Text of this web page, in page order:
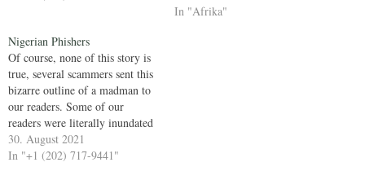
In "Afrika"
Nigerian Phishers
Of course, none of this story is
true, several scammers sent this
bizarre outline of a madman to
our readers. Some of our
readers were literally inundated
with emails.
30. August 2021
In "+1 (202) 717-9441"